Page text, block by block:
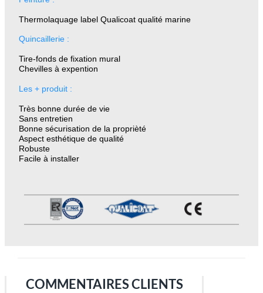
Thermolaquage label Qualicoat qualité marine
Quincaillerie :
Tire-fonds de fixation mural
Chevilles à expention
Les + produit :
Très bonne durée de vie
Sans entretien
Bonne sécurisation de la proprièté
Aspect esthétique de qualité
Robuste
Facile à installer
COMMENTAIRES CLIENTS